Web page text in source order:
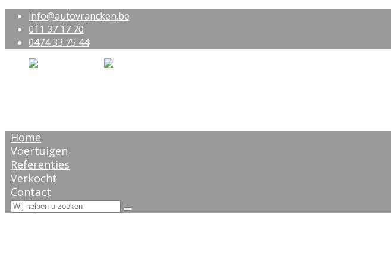
info@autovrancken.be
011 37 17 70
0474 33 75 44
Home
Voertuigen
Referenties
Verkocht
Contact